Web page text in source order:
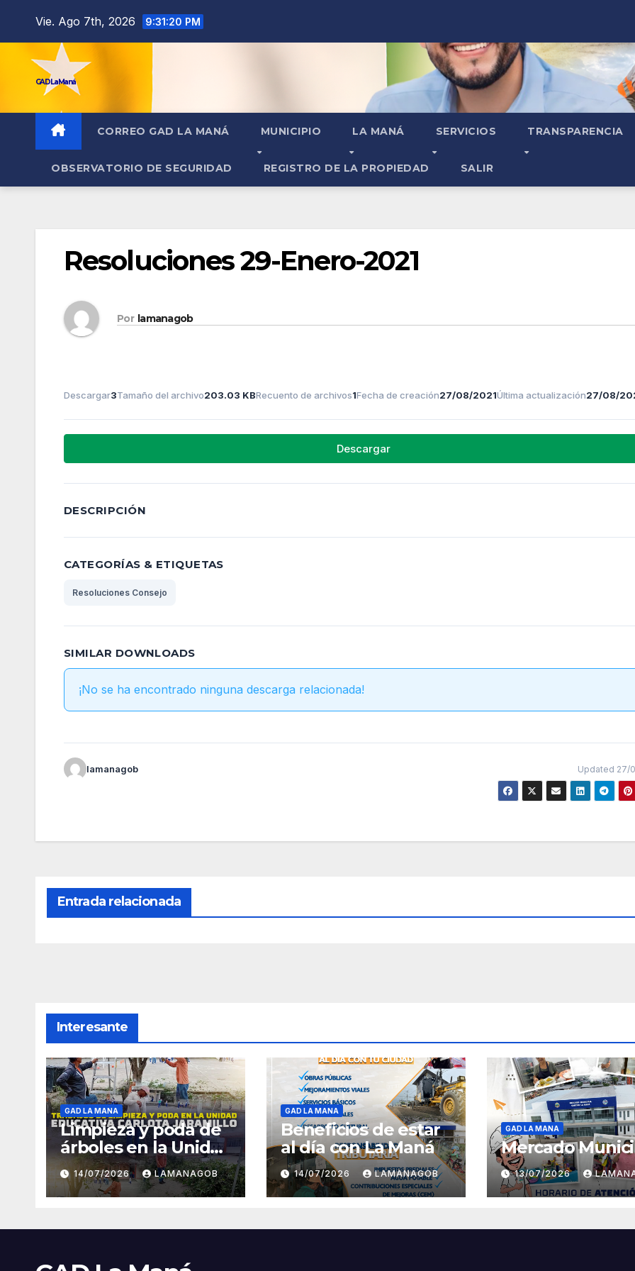
Vie. Ago 7th, 2026 9:31:20 PM
GAD La Maná
CORREO GAD LA MANÁ MUNICIPIO LA MANÁ SERVICIOS TRANSPARENCIA
OBSERVATORIO DE SEGURIDAD REGISTRO DE LA PROPIEDAD SALIR
Resoluciones 29-Enero-2021
Por lamanagob
Descargar3Tamaño del archivo203.03 KBRecuento de archivos1Fecha de creación27/08/2021Última actualización27/08/
Descargar
DESCRIPCIÓN
CATEGORÍAS & ETIQUETAS
Resoluciones Consejo
SIMILAR DOWNLOADS
¡No se ha encontrado ninguna descarga relacionada!
lamanagob Updated 27/
Entrada relacionada
Interesante
GAD LA MANA
Limpieza y poda de
árboles en la Unidad
Educativa Carlota
Jaramillo
14/07/2026 LAMANAGOB
GAD LA MANA
Beneficios de estar
al día con La Maná
14/07/2026 LAMANAGOB
GAD LA MANA
Mercado
13/07/2026